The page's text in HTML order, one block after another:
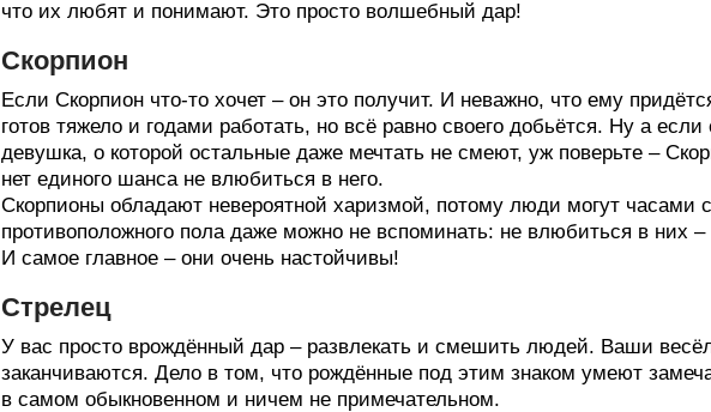
что их любят и понимают. Это просто волшебный дар!
Скорпион
Если Скорпион что-то хочет – он это получит. И неважно, что ему
готов тяжело и годами работать, но всё равно своего добьётся. Ну а
девушка, о которой остальные даже мечтать не смеют, уж поверьте –
нет единого шанса не влюбиться в него.
Скорпионы обладают невероятной харизмой, потому люди могут часами
противоположного пола даже можно не вспоминать: не влюбиться в них
И самое главное – они очень настойчивы!
Стрелец
У вас просто врождённый дар – развлекать и смешить людей. Ваши
заканчиваются. Дело в том, что рождённые под этим знаком умеют
в самом обыкновенном и ничем не примечательном.